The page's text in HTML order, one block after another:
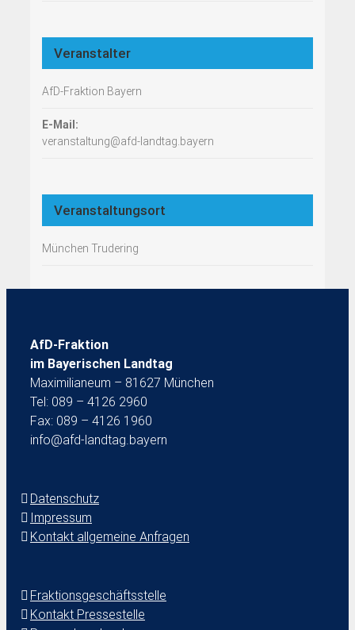
Veranstalter
AfD-Fraktion Bayern
E-Mail:
veranstaltung@afd-landtag.bayern
Veranstaltungsort
München Trudering
AfD-Fraktion
im Bayerischen Landtag
Maximilianeum – 81627 München
Tel: 089 – 4126 2960
Fax: 089 – 4126 1960
info@afd-landtag.bayern
Datenschutz
Impressum
Kontakt allgemeine Anfragen
Fraktionsgeschäftsstelle
Kontakt Pressestelle